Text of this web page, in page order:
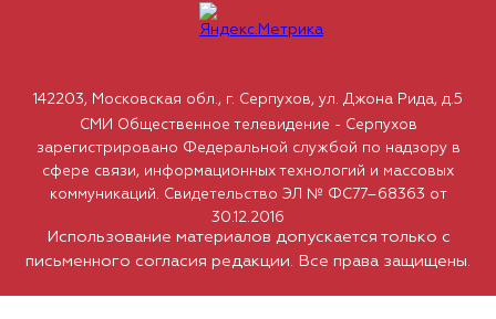
Использование материалов допускается только с
письменного согласия редакции. Все права защищены.
142203, Московская обл., г. Серпухов, ул. Джона Рида, д.5
СМИ Общественное телевидение - Серпухов
зарегистрировано Федеральной службой по надзору в
сфере связи, информационных технологий и массовых
коммуникаций. Свидетельство ЭЛ № ФС77–68363 от
30.12.2016